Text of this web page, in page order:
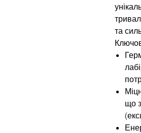
та
що